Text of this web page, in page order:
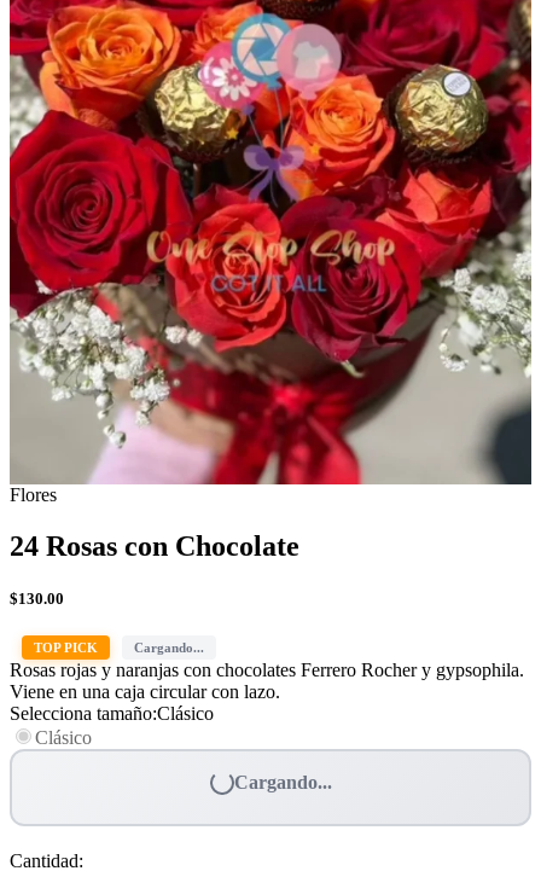
Flores
24 Rosas con Chocolate
$130.00
TOP PICK Cargando...
Rosas rojas y naranjas con chocolates Ferrero Rocher y gypsophila.
Viene en una caja circular con lazo.
Selecciona tamaño:Clásico
Clásico
Cargando...
Cantidad: